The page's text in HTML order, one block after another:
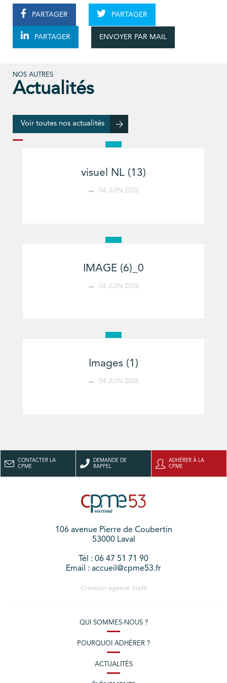
PARTAGER PARTAGER
PARTAGER ENVOYER PAR MAIL
NOS AUTRES
Actualités
Voir toutes nos actualités
visuel NL (13)
04 JUIN 2026
IMAGE (6)_0
04 JUIN 2026
Images (1)
04 JUIN 2026
CONTACTER LA
CPME
DEMANDE DE
RAPPEL
ADHÉRER À LA
CPME
106 avenue Pierre de Coubertin
53000 Laval
Tél : 06 47 51 71 90
Email : accueil@cpme53.fr
Création agence Stafe
QUI SOMMES-NOUS ?
POURQUOI ADHÉRER ?
ACTUALITÉS